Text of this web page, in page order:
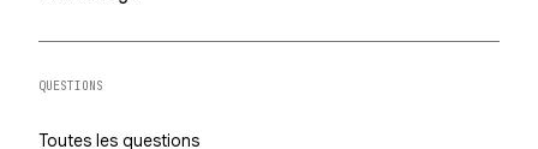
QUESTIONS
Toutes les questions